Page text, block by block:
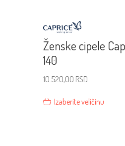
Ženske cipele
140
10.520,00 RSD
Izaberite veličinu